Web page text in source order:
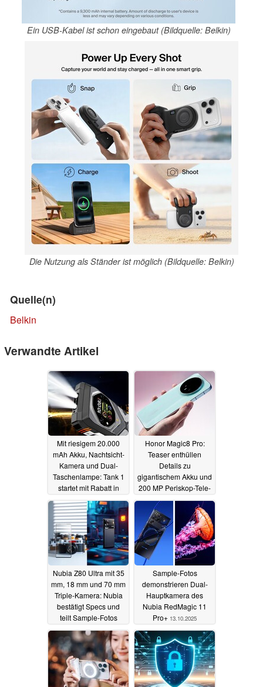
Ein USB-Kabel ist schon eingebaut (Bildquelle: Belkin)
Die Nutzung als Ständer ist möglich (Bildquelle: Belkin)
Quelle(n)
Belkin
Verwandte Artikel
Mit riesigem 20.000
mAh Akku, Nachtsicht-
Kamera und Dual-
Taschenlampe: Tank 1
startet mit Rabatt in
den Verkauf13.10.2025
Honor Magic8 Pro:
Teaser enthüllen
Details zu
gigantischem Akku und
200 MP Periskop-Tele-
Kamera13.10.2025
Nubia Z80 Ultra mit 35
mm, 18 mm und 70 mm
Triple-Kamera: Nubia
bestätigt Specs und
teilt Sample-Fotos
13.10.2025
Sample-Fotos
demonstrieren Dual-
Hauptkamera des
Nubia RedMagic 11
Pro+ 13.10.2025